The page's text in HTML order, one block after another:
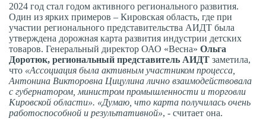
2024 год стал годом активного регионального развития.
Один из ярких примеров – Кировская область, где при
участии регионального представительства АИДТ была
утверждена дорожная карта развития индустрии детских
товаров. Генеральный директор ОАО «Весна» Ольга
Доротюк, региональный представитель АИДТ заметила,
что «Ассоциация была активным участником процесса,
Антонина Викторовна Цицулина лично взаимодействовала
с губернатором, министром промышленности и торговли
Кировской области». «Думаю, что карта получилась очень
работоспособной и результативной», - считает она.